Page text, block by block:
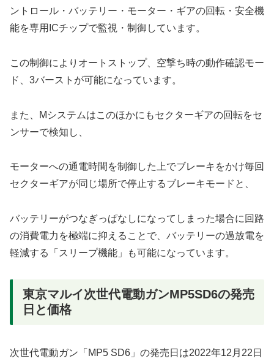
ントロール・バッテリー・モーター・ギアの回転・安全機
能を専用ICチップで監視・制御しています。
この制御によりオートストップ、空撃ち時の動作確認モー
ド、3バーストが可能になっています。
また、Mシステムはこのほかにもセクターギアの回転をセ
ンサーで検知し、
モーターへの通電時間を制御した上でブレーキをかけ毎回
セクターギアが同じ場所で停止するブレーキモードと、
バッテリーがつなぎっぱなしになってしまった場合に回路
の消費電力を極端に抑えることで、バッテリーの過放電を
軽減する「スリープ機能」も可能になっています。
東京マルイ次世代電動ガンMP5SD6の発売
日と価格
次世代電動ガン「MP5 SD6」の発売日は2022年12月22日